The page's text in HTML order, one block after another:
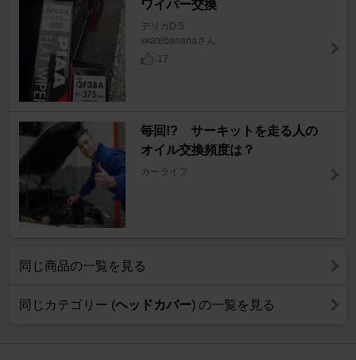
ワイパー交換
デリカD:5
skatebananaさん
17
毎回!? サーキットを走る人の
オイル交換頻度は？
カーライフ
同じ商品の一覧を見る
同じカテゴリー (ヘッドカバー) の一覧を見る